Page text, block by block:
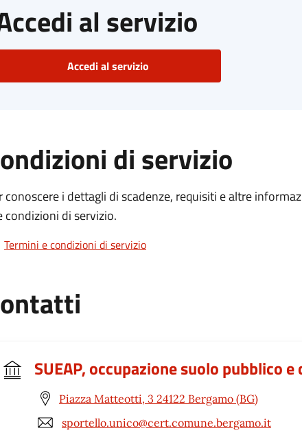
al servizio
Accedi al servizio
di servizio
conoscere i dettagli di scadenze, requisiti e altre
condizioni di servizio.
Termini e condizioni di servizio
SUEAP, occupazione suolo pubblico
Piazza Matteotti, 3 24122 Bergamo (BG)
sportello.unico@cert.comune.bergamo.it